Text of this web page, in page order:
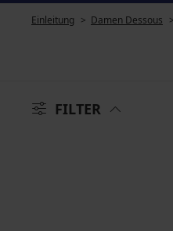
Einleitung Damen Dessous
FILTER